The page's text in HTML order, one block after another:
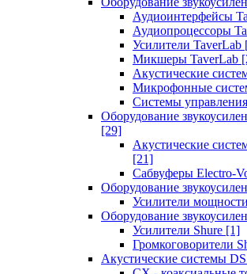
Аудиоинтерфейсы
Аудиопроцессоры
Усилители TaverLab
Микшеры TaverLab
Акустические
Микрофонные
Системы
Оборудование
[29]
Акустические
[21]
Сабвуферы Electro-
Оборудование
Усилители
Оборудование
Усилители Shure [1]
Громкоговорители
Акустические системы